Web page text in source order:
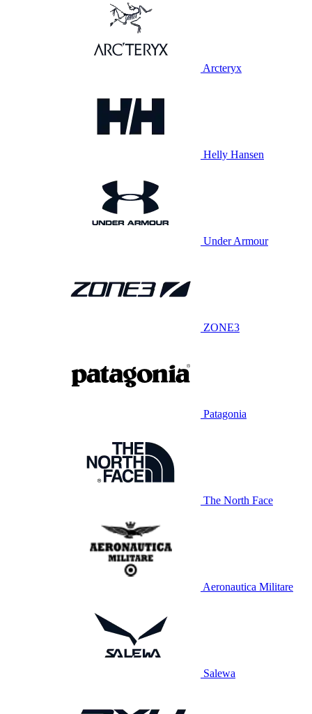
Arcteryx
Helly Hansen
Under Armour
ZONE3
Patagonia
The North Face
Aeronautica Militare
Salewa